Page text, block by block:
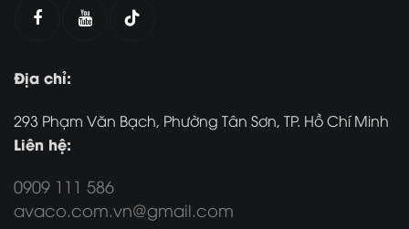
Địa chỉ:
293 Phạm Văn Bạch, Phường Tân Sơn, TP. Hồ Chí Minh
Liên hệ:
0909 111 586
avaco.com.vn@gmail.com